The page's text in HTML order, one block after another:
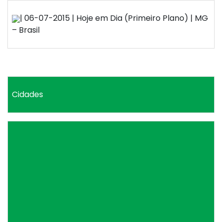
| 06-07-2015 | Hoje em Dia (Primeiro Plano) | MG
– Brasil
Cidades